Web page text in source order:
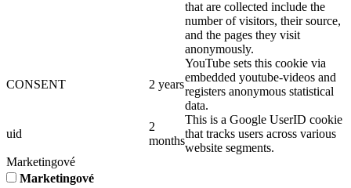
that are collected include the
number of visitors, their source,
and the pages they visit
anonymously.
CONSENT 2 years
YouTube sets this cookie via
embedded youtube-videos and
registers anonymous statistical
data.
uid
2
months
This is a Google UserID cookie
that tracks users across various
website segments.
Marketingové
Marketingové